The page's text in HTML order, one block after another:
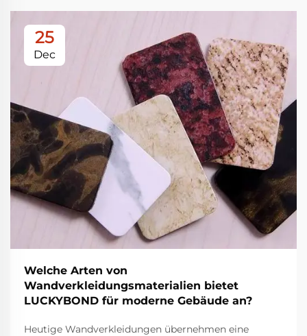
25
Dec
Welche Arten von
Wandverkleidungsmaterialien bietet
LUCKYBOND für moderne Gebäude an?
Heutige Wandverkleidungen übernehmen eine